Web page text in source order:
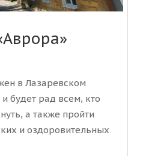
в Лазаревском
будет рад всем, кто
а также пройти
и оздоровительных